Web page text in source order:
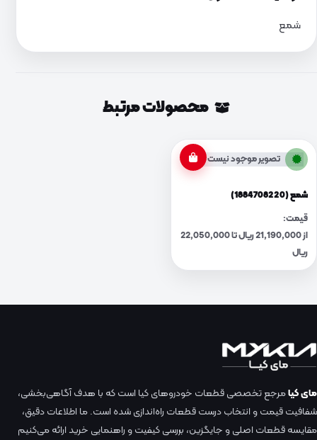
شمع
محصولات مرتبط
تصویر موجود نیست
شمع (1884708220)
قیمت:
از 21,190,000 ریال تا 22,050,000
ریال
مای کیامرجع تخصصی قطعات خودروهای کیا است که با هدف آگاهی‌بخشی،
شفافیت قیمت و انتخاب درست قطعات راه‌اندازی شده است. ما اطلاعات دقیق،
مقایسه قطعات اصلی و جایگزین، بررسی کیفیت و راهنمایی خرید ارائه می‌کنیم